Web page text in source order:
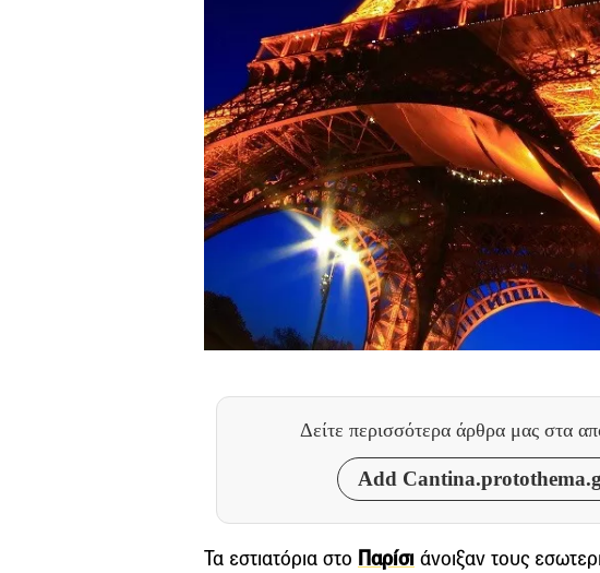
Δείτε περισσότερα άρθρα μας στα
Add
Τα εστιατόρια στο Παρίσι άνοιξαν τους